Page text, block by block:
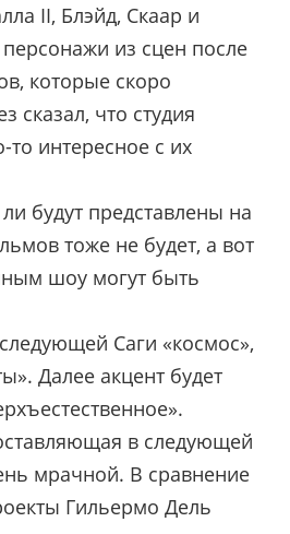
II, Блэйд, Скаар и
из сцен после
которые скоро
сказал, что студия
то интересное с их
будут представлены на
тоже не будет, а вот
шоу могут быть
Саги «космос»,
Далее акцент будет
в следующей
мрачной. В сравнение
Гильермо Дель